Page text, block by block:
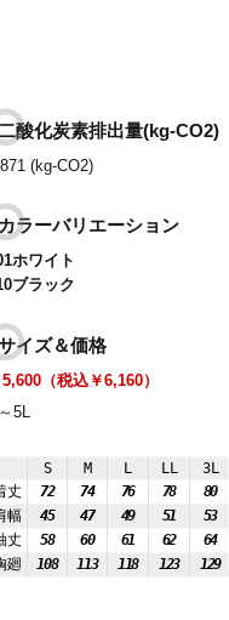
酸化炭素排出量(kg-CO2)
(kg-CO2)
カラーバリエーション
ホワイト
ブラック
イズ＆価格
5,600（税込￥6,160）
5L
S M L LL 3L
丈
72 74 76 78 80
幅
45 47 49 51 53
丈
58 60 61 62 64
廻
108 113 118 123 129